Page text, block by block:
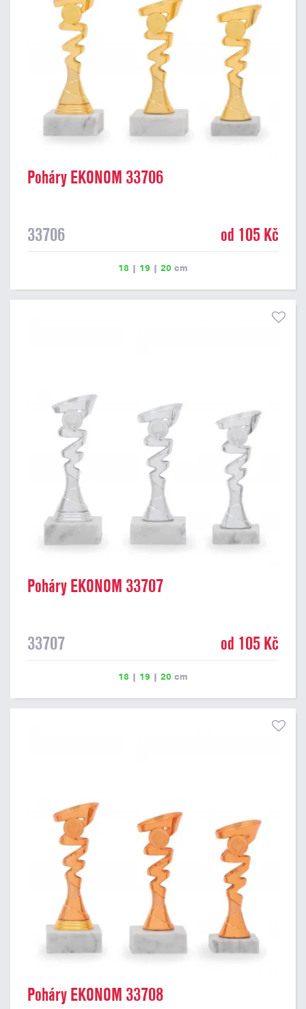
Poháry EKONOM 33706
33706 od 105 Kč
18 | 19 | 20 cm
Poháry EKONOM 33707
33707 od 105 Kč
18 | 19 | 20 cm
Poháry EKONOM 33708